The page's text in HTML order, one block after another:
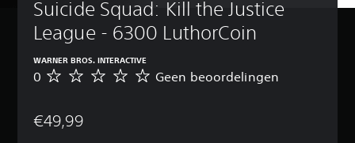
Suicide Squad: Kill the Justice
League - 6300 LuthorCoin
WARNER BROS. INTERACTIVE
G
n
0 Geen beoordelingen
€49,99